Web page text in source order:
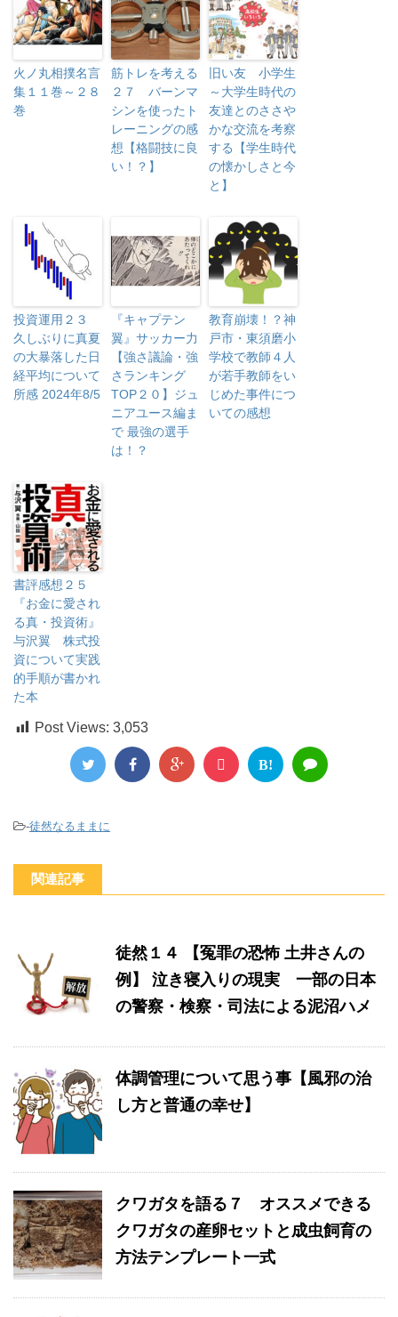
火ノ丸相撲名言
集１１巻～２８
巻
筋トレを考える
２７ バーンマ
シンを使ったト
レーニングの感
想【格闘技に良
い！？】
旧い友 小学生
～大学生時代の
友達とのささや
かな交流を考察
する【学生時代
の懐かしさと今
と】
投資運用２３
久しぶりに真夏
の大暴落した日
経平均について
所感 2024年8/5
『キャプテン
翼』サッカー力
【強さ議論・強
さランキング
TOP２０】ジュ
ニアユース編ま
で 最強の選手
は！？
教育崩壊！？神
戸市・東須磨小
学校で教師４人
が若手教師をい
じめた事件につ
いての感想
書評感想２５
『お金に愛され
る真・投資術』
与沢翼 株式投
資について実践
的手順が書かれ
た本
Post Views: 3,053
B!
-徒然なるままに
関連記事
徒然１４ 【冤罪の恐怖 土井さんの
例】 泣き寝入りの現実 一部の日本
の警察・検察・司法による泥沼ハメ
体調管理について思う事【風邪の治
し方と普通の幸せ】
クワガタを語る７ オススメできる
クワガタの産卵セットと成虫飼育の
方法テンプレート一式